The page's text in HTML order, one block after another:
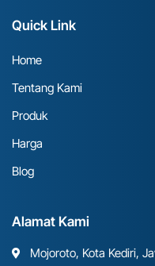
Quick Link
Home
Tentang Kami
Produk
Harga
Blog
Alamat Kami
Mojoroto, Kota Kediri,